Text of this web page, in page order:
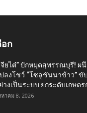
ก
จียไต๋” ปักหมุดสุพรรณบุรี! ผนึ
ลงโชว์ “โซลูชันนาข้าว” ขั
างเป็นระบบ ยกระดับเกษตร
หาคม 8, 2026